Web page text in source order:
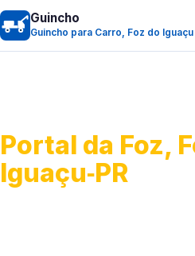
Guincho
Guincho para Carro, Foz do Iguaçu
Portal da Foz,
Iguaçu‑PR